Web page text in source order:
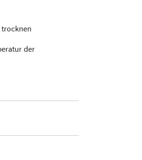
der